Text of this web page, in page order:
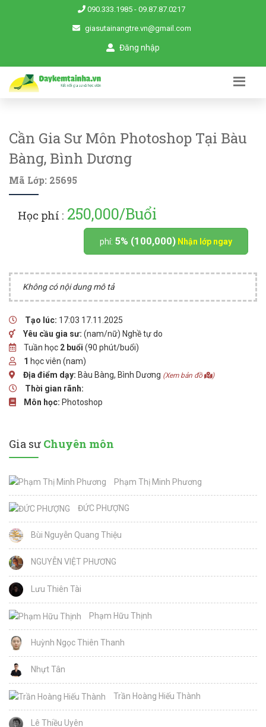
090.333.1985 - 09.87.87.0217
giasutainangtre.vn@gmail.com
Đăng nhập
Cần Gia Sư Môn Photoshop Tại Bàu
Bàng, Bình Dương
Mã Lớp: 25695
Học phí : 250,000/Buổi
phí: 5% (100,000) Nhận lớp ngay
Không có nội dung mô tả
Tạo lúc: 17:03 17.11.2025
Yêu cầu gia sư: (nam/nữ) Nghề tự do
Tuần học 2 buổi (90 phút/buổi)
1 học viên (nam)
Địa điểm dạy: Bàu Bàng, Bình Dương (Xem bản đồ )
Thời gian rãnh:
Môn học: Photoshop
Gia sư Chuyên môn
Phạm Thị Minh Phương
ĐỨC PHƯỢNG
Bùi Nguyễn Quang Thiệu
NGUYỄN VIỆT PHƯƠNG
Lưu Thiên Tài
Phạm Hữu Thịnh
Huỳnh Ngọc Thiên Thanh
Nhựt Tân
Trần Hoàng Hiếu Thành
Lê Thiều Uyên